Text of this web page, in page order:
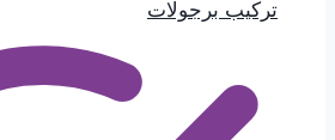
تركيب برجولات